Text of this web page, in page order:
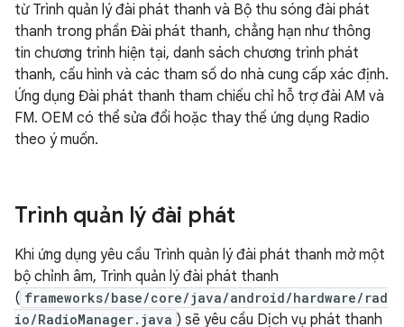
từ Trình quản lý đài phát thanh và Bộ thu sóng đài phát
thanh trong phần Đài phát thanh, chẳng hạn như thông
tin chương trình hiện tại, danh sách chương trình phát
thanh, cấu hình và các tham số do nhà cung cấp xác định.
Ứng dụng Đài phát thanh tham chiếu chỉ hỗ trợ đài AM và
FM. OEM có thể sửa đổi hoặc thay thế ứng dụng Radio
theo ý muốn.
Trình quản lý đài phát
Khi ứng dụng yêu cầu Trình quản lý đài phát thanh mở một
bộ chỉnh âm, Trình quản lý đài phát thanh
( frameworks/base/core/java/android/hardware/rad
io/RadioManager.java ) sẽ yêu cầu Dịch vụ phát thanh